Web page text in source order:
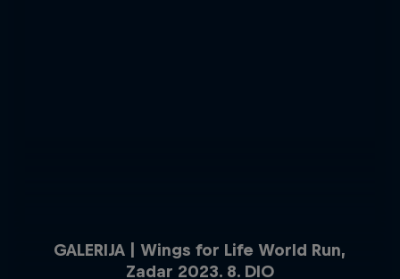
GALERIJA | Wings for Life World Run,
Zadar 2023. 8. DIO